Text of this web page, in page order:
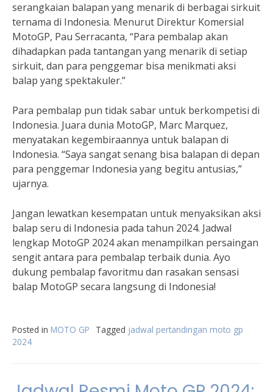
serangkaian balapan yang menarik di berbagai sirkuit
ternama di Indonesia. Menurut Direktur Komersial
MotoGP, Pau Serracanta, “Para pembalap akan
dihadapkan pada tantangan yang menarik di setiap
sirkuit, dan para penggemar bisa menikmati aksi
balap yang spektakuler.”
Para pembalap pun tidak sabar untuk berkompetisi di
Indonesia. Juara dunia MotoGP, Marc Marquez,
menyatakan kegembiraannya untuk balapan di
Indonesia. “Saya sangat senang bisa balapan di depan
para penggemar Indonesia yang begitu antusias,”
ujarnya.
Jangan lewatkan kesempatan untuk menyaksikan aksi
balap seru di Indonesia pada tahun 2024. Jadwal
lengkap MotoGP 2024 akan menampilkan persaingan
sengit antara para pembalap terbaik dunia. Ayo
dukung pembalap favoritmu dan rasakan sensasi
balap MotoGP secara langsung di Indonesia!
Posted in MOTO GP Tagged jadwal pertandingan moto gp
2024